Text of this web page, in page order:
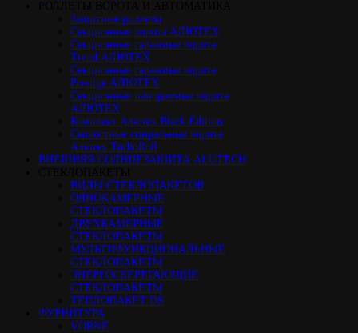
Защитные роллеты
Секционные ворота АЛЮТЕХ
Секционные гаражные ворота
Trend АЛЮТЕХ
Секционные гаражные ворота
Prestige АЛЮТЕХ
Секционные панорамные ворота
АЛЮТЕХ
Комплект Алютех Black Edition
Скоростные спиральные ворота
Алютех TurboRoll
ВНЕШНЯЯ СОЛНЦЕЗАЩИТА ALUTECH
ВИДЫ СТЕКЛОПАКЕТОВ
ОДНОКАМЕРНЫЕ
СТЕКЛОПАКЕТЫ
ДВУХКАМЕРНЫЕ
СТЕКЛОПАКЕТЫ
МУЛЬТИФУНКЦИОНАЛЬНЫЕ
СТЕКЛОПАКЕТЫ
ЭНЕРГОСБЕРЕГАЮЩИЕ
СТЕКЛОПАКЕТЫ
ТЕПЛОПАКЕТ DS
ФУРНИТУРА
VORNE